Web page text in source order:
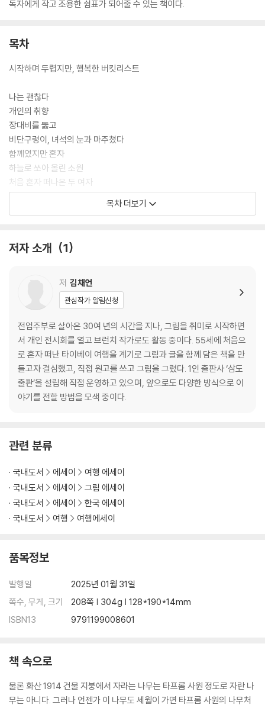
독자에게 작고 조용한 쉼표가 되어줄 수 있는 책이다.
목차
시작하며 두렵지만, 행복한 버킷리스트
나는 괜찮다
개인의 취향
장대비를 뚫고
비단구렁이, 녀석의 눈과 마주쳤다
함께였지만 혼자
하늘로 쏘아 올린 소원
처음 혼자 떠나온 두 여자
때때로 모르는 게 약이 될 때가 있다
단수이와 아리랑
길 위에서
뿌리의 힘
그림 그리고 싶던 날
필담
여행의 발견
여행 후 이야기
그림노트
목차 더보기
저자 소개 1
저 김채언
관심작가 알림신청
전업주부로 살아온 30여 년의 시간을 지나, 그림을 취미로 시작하면
서 개인 전시회를 열고 브런치 작가로도 활동 중이다. 55세에 처음으
로 혼자 떠난 타이베이 여행을 계기로 그림과 글을 함께 담은 책을 만
들고자 결심했고, 직접 원고를 쓰고 그림을 그렸다. 1인 출판사 ‘삼도
출판’을 설립해 직접 운영하고 있으며, 앞으로도 다양한 방식으로 이
야기를 전할 방법을 모색 중이다.
관련 분류
국내도서 에세이
여행 에세이
국내도서
에세이
그림 에세이
국내도서
에세이
한국 에세이
국내도서
여행 여행에세이
품목정보
발행일
2025년 01월 31일
쪽수, 무게, 크기
208쪽 | 304g | 128*190*14mm
ISBN13
9791199008601
책 속으로
물론 화산 1914 건물 지붕에서 자라는 나무는 타프롬 사원 정도로 자란 나
무는 아니다. 그러나 언젠가 이 나무도 세월이 가면 타프롬 사원의 나무처